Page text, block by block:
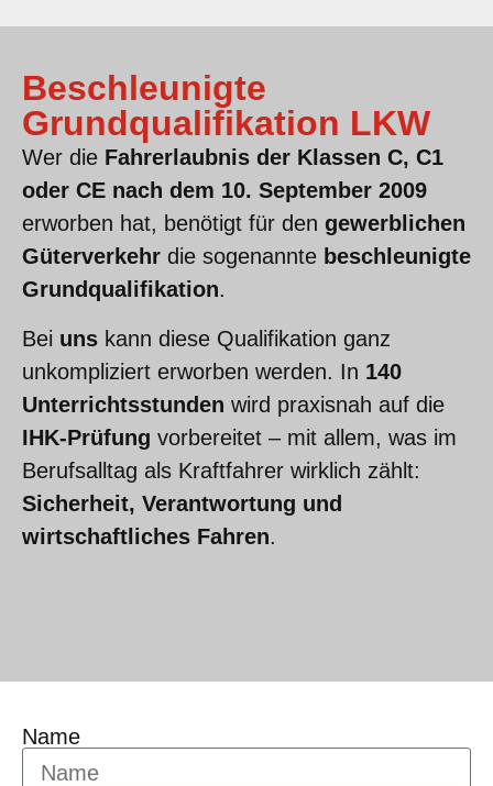
Beschleunigte
Grundqualifikation LKW
Wer die Fahrerlaubnis der Klassen C, C1
oder CE nach dem 10. September 2009
erworben hat, benötigt für den gewerblichen
Güterverkehr die sogenannte beschleunigte
Grundqualifikation.
Bei uns kann diese Qualifikation ganz
unkompliziert erworben werden. In 140
Unterrichtsstunden wird praxisnah auf die
IHK-Prüfung vorbereitet – mit allem, was im
Berufsalltag als Kraftfahrer wirklich zählt:
Sicherheit, Verantwortung und
wirtschaftliches Fahren.
Name